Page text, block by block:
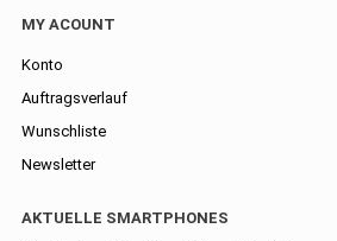
MY ACOUNT
Konto
Auftragsverlauf
Wunschliste
Newsletter
AKTUELLE SMARTPHONES